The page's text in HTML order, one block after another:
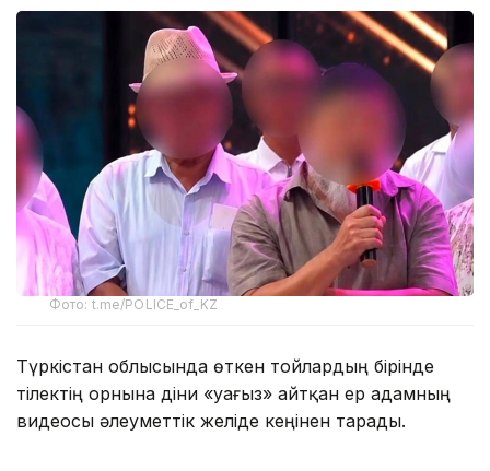
Фото: t.me/POLICE_of_KZ
Түркістан облысында өткен тойлардың бірінде
тілектің орнына діни «уағыз» айтқан ер адамның
видеосы әлеуметтік желіде кеңінен тарады.